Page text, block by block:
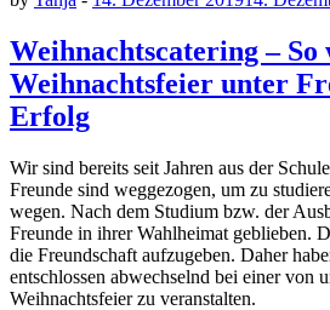
Weihnachtscatering –
Weihnachtsfeier unter
Erfolg
Wir sind bereits seit Jahren aus der
Freunde sind weggezogen, um zu
wegen. Nach dem Studium bzw. der
Freunde in ihrer Wahlheimat geblieben.
die Freundschaft aufzugeben. Daher
entschlossen abwechselnd bei einer von
Weihnachtsfeier zu veranstalten.